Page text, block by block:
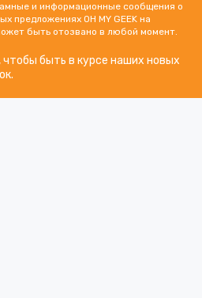
и информационные сообщения о
предложениях OH MY GEEK на
быть отозвано в любой момент.
быть в курсе наших новых